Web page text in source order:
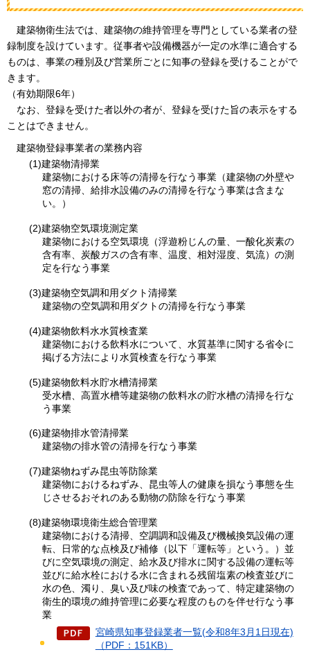
建築物衛生法では、 建築物の維持管理を専門としている業者の登
録制度を設けています。従事者や設備機器が一定の水準に適合する
ものは、事業の種別及び営業所ごとに知事の登録を受けることがで
きます。
（有効期限6年）
なお、 登録を受けた者以外の者が、登録を受けた旨の表示をする
ことはできません。
建築物登録事業者の業務内容
(1)建築物清掃業
建築物における床等の清掃を行なう事業（建築物の外壁や
窓の清掃、給排水設備のみの清掃を行なう事業は含まな
い。）
(2)建築物空気環境測定業
建築物における空気環境（浮遊粉じんの量、一酸化炭素の
含有率、炭酸ガスの含有率、温度、相対湿度、気流）の測
定を行なう事業
(3)建築物空気調和用ダクト清掃業
建築物の空気調和用ダクトの清掃を行なう事業
(4)建築物飲料水水質検査業
建築物における飲料水について、水質基準に関する省令に
掲げる方法により水質検査を行なう事業
(5)建築物飲料水貯水槽清掃業
受水槽、高置水槽等建築物の飲料水の貯水槽の清掃を行な
う事業
(6)建築物排水管清掃業
建築物の排水管の清掃を行なう事業
(7)建築物ねずみ昆虫等防除業
建築物におけるねずみ、昆虫等人の健康を損なう事態を生
じさせるおそれのある動物の防除を行なう事業
(8)建築物環境衛生総合管理業
建築物における清掃、空調調和設備及び機械換気設備の運
転、日常的な点検及び補修（以下「運転等」という。）並
びに空気環境の測定、給水及び排水に関する設備の運転等
並びに給水栓における水に含まれる残留塩素の検査並びに
水の色、濁り、臭い及び味の検査であって、特定建築物の
衛生的環境の維持管理に必要な程度のものを伴せ行なう事
業
宮崎県知事登録業者一覧(令和8年3月1日現在)
（PDF：151KB）